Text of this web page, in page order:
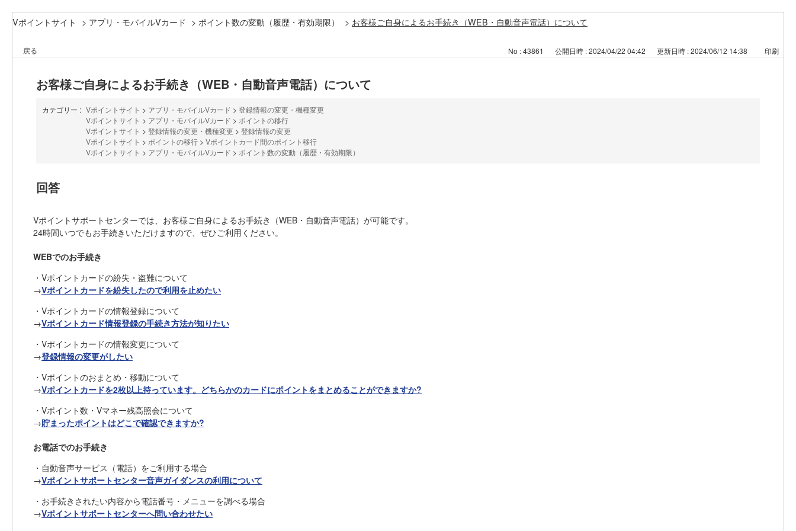
Vポイントサイト > アプリ・モバイルVカード > ポイント数の変動（履歴・有効期限） > お客様ご自身によるお手続き（WEB・自動音声電話）について
戻る No : 43861 公開日時 : 2024/04/22 04:42 更新日時 : 2024/06/12 14:38 印刷
お客様ご自身によるお手続き（WEB・自動音声電話）について
カテゴリー : Vポイントサイト > アプリ・モバイルVカード > 登録情報の変更・機種変更
Vポイントサイト > アプリ・モバイルVカード > ポイントの移行
Vポイントサイト > 登録情報の変更・機種変更 > 登録情報の変更
Vポイントサイト > ポイントの移行 > Vポイントカード間のポイント移行
Vポイントサイト > アプリ・モバイルVカード > ポイント数の変動（履歴・有効期限）
回答
Vポイントサポートセンターでは、お客様ご自身によるお手続き（WEB・自動音声電話）が可能です。
24時間いつでもお手続きいただけますので、ぜひご利用ください。
WEBでのお手続き
・Vポイントカードの紛失・盗難について
→Vポイントカードを紛失したので利用を止めたい
・Vポイントカードの情報登録について
→Vポイントカード情報登録の手続き方法が知りたい
・Vポイントカードの情報変更について
→登録情報の変更がしたい
・Vポイントのおまとめ・移動について
→Vポイントカードを2枚以上持っています。どちらかのカードにポイントをまとめることができますか?
・Vポイント数・Vマネー残高照会について
→貯まったポイントはどこで確認できますか?
お電話でのお手続き
・自動音声サービス（電話）をご利用する場合
→Vポイントサポートセンター音声ガイダンスの利用について
・お手続きされたい内容から電話番号・メニューを調べる場合
→Vポイントサポートセンターへ問い合わせたい